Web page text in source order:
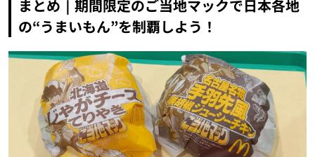
まとめ｜期間限定のご当地マックで日本各地
の“うまいもん”を制覇しよう！